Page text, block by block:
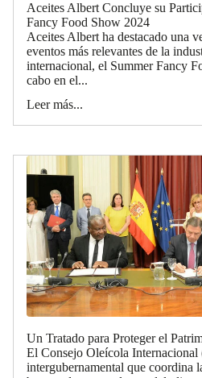
Aceites Albert Concluye su
Fancy Food Show 2024
Aceites Albert ha destacado una
eventos más relevantes de la
internacional, el Summer Fancy
cabo en el...
Leer más...
Un Tratado para Proteger el
El Consejo Oleícola
intergubernamental que coordina